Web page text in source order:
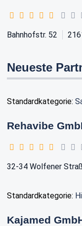
Bahnhofstr. 52
Neueste
Standardkategorie:
Rehavibe
32-34 Wolfener
Standardkategorie:
Kajamed